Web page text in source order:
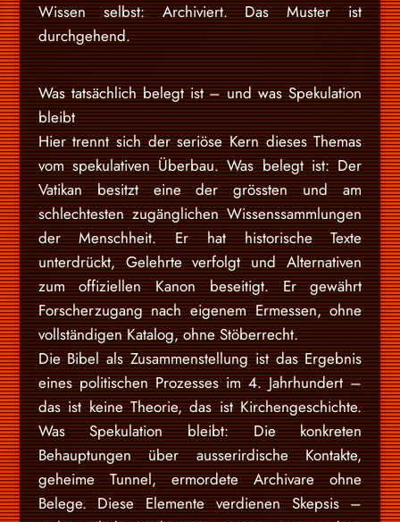
Wissen selbst: Archiviert. Das Muster ist
durchgehend.
Was tatsächlich belegt ist – und was Spekulation
bleibt
Hier trennt sich der seriöse Kern dieses Themas
vom spekulativen Überbau. Was belegt ist: Der
Vatikan besitzt eine der grössten und am
schlechtesten zugänglichen Wissenssammlungen
der Menschheit. Er hat historische Texte
unterdrückt, Gelehrte verfolgt und Alternativen
zum offiziellen Kanon beseitigt. Er gewährt
Forscherzugang nach eigenem Ermessen, ohne
vollständigen Katalog, ohne Stöberrecht.
Die Bibel als Zusammenstellung ist das Ergebnis
eines politischen Prozesses im 4. Jahrhundert –
das ist keine Theorie, das ist Kirchengeschichte.
Was Spekulation bleibt: Die konkreten
Behauptungen über ausserirdische Kontakte,
geheime Tunnel, ermordete Archivare ohne
Belege. Diese Elemente verdienen Skepsis –